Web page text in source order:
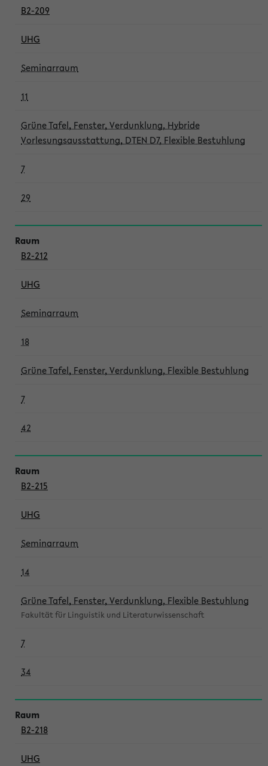
B2-209
UHG
Seminarraum
11
Grüne Tafel, Fenster, Verdunklung, Hybride
Vorlesungsausstattung, DTEN D7, Flexible Bestuhlung
7
29
B2-212
UHG
Seminarraum
18
Grüne Tafel, Fenster, Verdunklung, Flexible Bestuhlung
7
42
B2-215
UHG
Seminarraum
14
Grüne Tafel, Fenster, Verdunklung, Flexible Bestuhlung
Fakultät für Linguistik und Literaturwissenschaft
7
34
B2-218
UHG